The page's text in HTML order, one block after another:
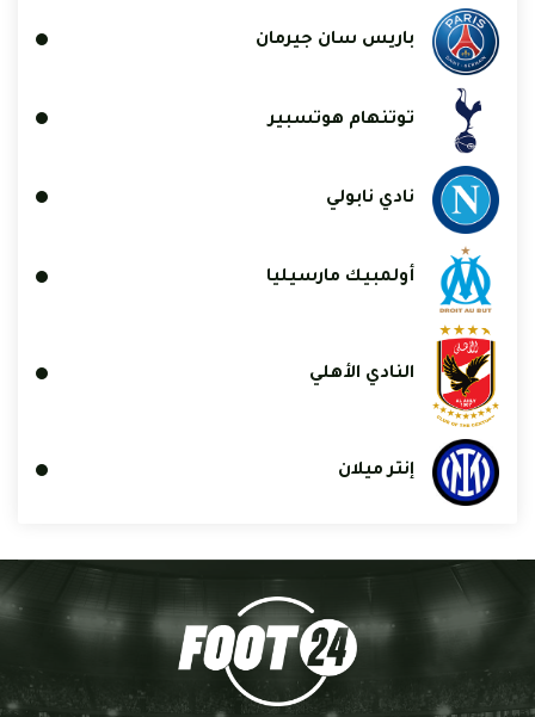
باريس سان جيرمان
توتنهام هوتسبير
نادي نابولي
أولمبيك مارسيليا
النادي الأهلي
إنتر ميلان